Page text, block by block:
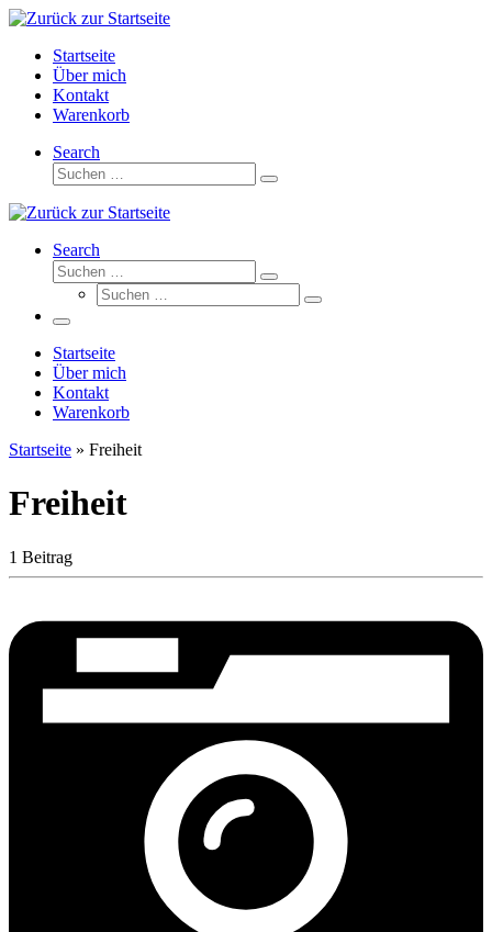
Zum
springenStartseite
Über mich
Kontakt
Warenkorb
Search
Suche
Suchen …
Search
Suche
Suchen …
Suche
Suchen …
Menü
Startseite
Über mich
Kontakt
Warenkorb
Startseite » Freiheit
Freiheit
1 Beitrag